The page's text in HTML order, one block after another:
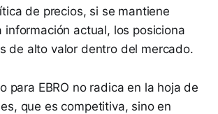
de precios, si se mantiene
información actual, los posiciona
de alto valor dentro del mercado.
para EBRO no radica en la hoja de
que es competitiva, sino en